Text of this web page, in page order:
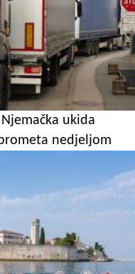
ukida
nedjeljom